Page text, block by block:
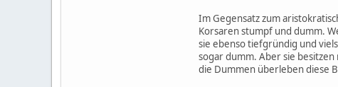
Im Gegensatz zum
Korsaren stumpf und dumm.
sie ebenso tiefgründig und
sogar dumm. Aber sie
die Dummen überleben diese